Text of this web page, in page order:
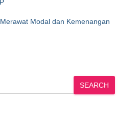
Modal dan Kemenangan
SEARCH